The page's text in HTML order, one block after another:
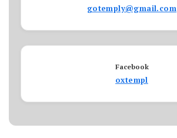
gotemply@gmail.com
Facebook
oxtempl